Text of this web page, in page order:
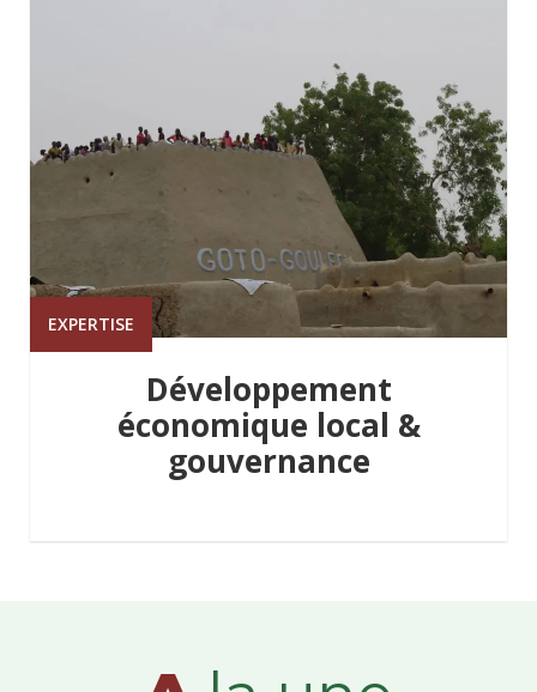
EXPERTISE
Développement
économique local &
gouvernance